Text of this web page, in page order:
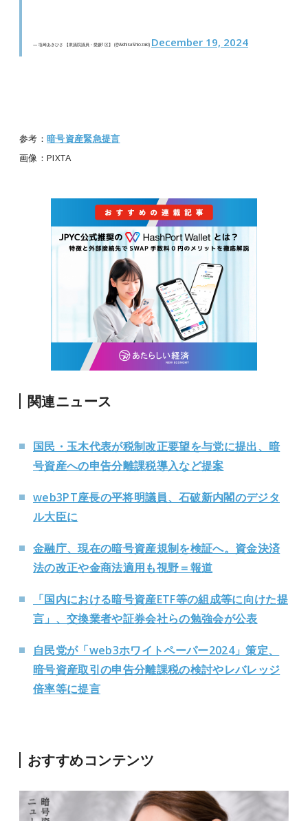
— 塩崎あきひさ 【衆議院議員・愛媛1区】 (@AkihisaShiozaki) December 19, 2024
参考： 暗号資産緊急提言
画像：PIXTA
関連ニュース
国民・玉木代表が税制改正要望を与党に提出、暗
号資産への申告分離課税導入など提案
web3PT座長の平将明議員、石破新内閣のデジタ
ル大臣に
金融庁、現在の暗号資産規制を検証へ。資金決済
法の改正や金商法適用も視野＝報道
「国内における暗号資産ETF等の組成等に向けた提
言」、交換業者や証券会社らの勉強会が公表
自民党が「web3ホワイトペーパー2024」策定、
暗号資産取引の申告分離課税の検討やレバレッジ
倍率等に提言
おすすめコンテンツ